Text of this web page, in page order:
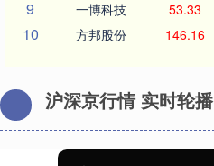
9 一博科技 53.33
10 方邦股份 146.16
沪深京行情 实时轮播